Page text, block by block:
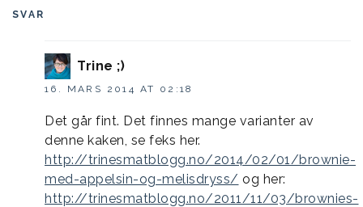
SVAR
Trine ;)
16. MARS 2014 AT 02:18
Det går fint. Det finnes mange varianter av
denne kaken, se feks her.
http://trinesmatblogg.no/2014/02/01/brownie-
med-appelsin-og-melisdryss/ og her:
http://trinesmatblogg.no/2011/11/03/brownies-